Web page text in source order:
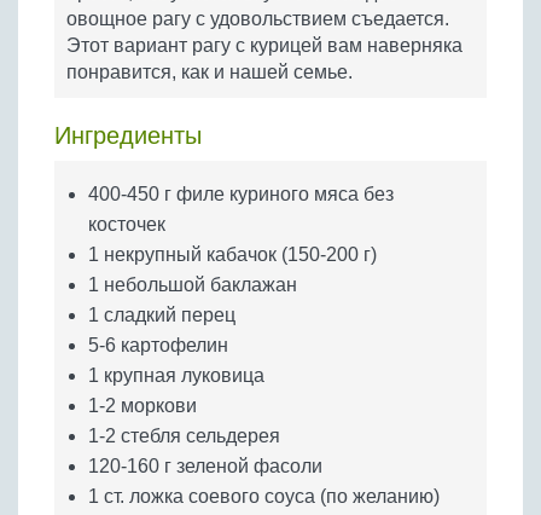
Бобовые
Яйца
Крупы
овощное рагу с удовольствием съедается.
Этот вариант рагу с курицей вам наверняка
понравится, как и нашей семье.
Ингредиенты
400-450 г филе куриного мяса без
косточек
1 некрупный кабачок (150-200 г)
1 небольшой баклажан
1 сладкий перец
5-6 картофелин
1 крупная луковица
1-2 моркови
1-2 стебля сельдерея
120-160 г зеленой фасоли
1 ст. ложка соевого соуса (по желанию)